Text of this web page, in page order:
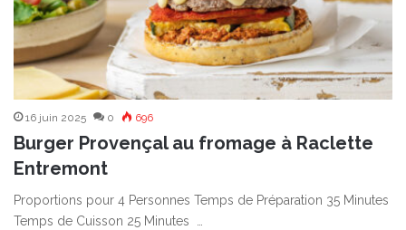
16 juin 2025 0 696
Burger Provençal au fromage à Raclette
Entremont
Proportions pour 4 Personnes Temps de Préparation 35 Minutes
Temps de Cuisson 25 Minutes …